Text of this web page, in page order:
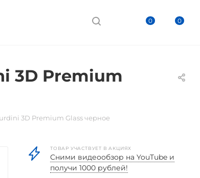
0 0
3D Premium
3D Premium Glass черное
ТОВАР УЧАСТВУЕТ В АКЦИЯХ
Cними видеообзор на YouTube и
получи 1000 рублей!